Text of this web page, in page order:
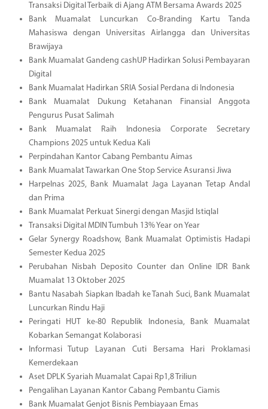
Transaksi Digital Terbaik di Ajang ATM Bersama Awards 2025
Bank Muamalat Luncurkan Co-Branding Kartu Tanda
Mahasiswa dengan Universitas Airlangga dan Universitas
Brawijaya
Bank Muamalat Gandeng cashUP Hadirkan Solusi Pembayaran
Digital
Bank Muamalat Hadirkan SRIA Sosial Perdana di Indonesia
Bank Muamalat Dukung Ketahanan Finansial Anggota
Pengurus Pusat Salimah
Bank Muamalat Raih Indonesia Corporate Secretary
Champions 2025 untuk Kedua Kali
Perpindahan Kantor Cabang Pembantu Aimas
Bank Muamalat Tawarkan One Stop Service Asuransi Jiwa
Harpelnas 2025, Bank Muamalat Jaga Layanan Tetap Andal
dan Prima
Bank Muamalat Perkuat Sinergi dengan Masjid Istiqlal
Transaksi Digital MDIN Tumbuh 13% Year on Year
Gelar Synergy Roadshow, Bank Muamalat Optimistis Hadapi
Semester Kedua 2025
Perubahan Nisbah Deposito Counter dan Online IDR Bank
Muamalat 13 Oktober 2025
Bantu Nasabah Siapkan Ibadah ke Tanah Suci, Bank Muamalat
Luncurkan Rindu Haji
Peringati HUT ke-80 Republik Indonesia, Bank Muamalat
Kobarkan Semangat Kolaborasi
Informasi Tutup Layanan Cuti Bersama Hari Proklamasi
Kemerdekaan
Aset DPLK Syariah Muamalat Capai Rp1,8 Triliun
Pengalihan Layanan Kantor Cabang Pembantu Ciamis
Bank Muamalat Genjot Bisnis Pembiayaan Emas